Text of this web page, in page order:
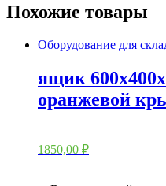
Похожие товары
Оборудование для
ящик
оранжевой
1850,00 ₽